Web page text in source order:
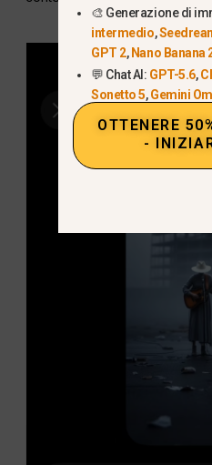
🎨 Generazione di
intermedio,
GPT 2,Nano Banana
💬 Chat AI: GPT-5.6,
Sonetto 5,Gemini
OTTENERE
-